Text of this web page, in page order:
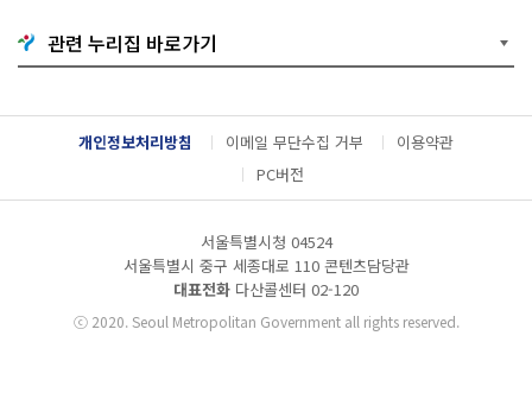
기
G
o
g
l
e
l
e
서
다
운
드
관련 누리집 바로가기
개인정보처리방침 이메일 무단수집 거부
이용약관
PC버전
서울특별시청 04524
서울특별시 중구 세종대로 110 콘텐츠담당관
대표전화 다산콜센터 02-120
ⓒ2020. Seoul Metropolitan Government all rights reserved.